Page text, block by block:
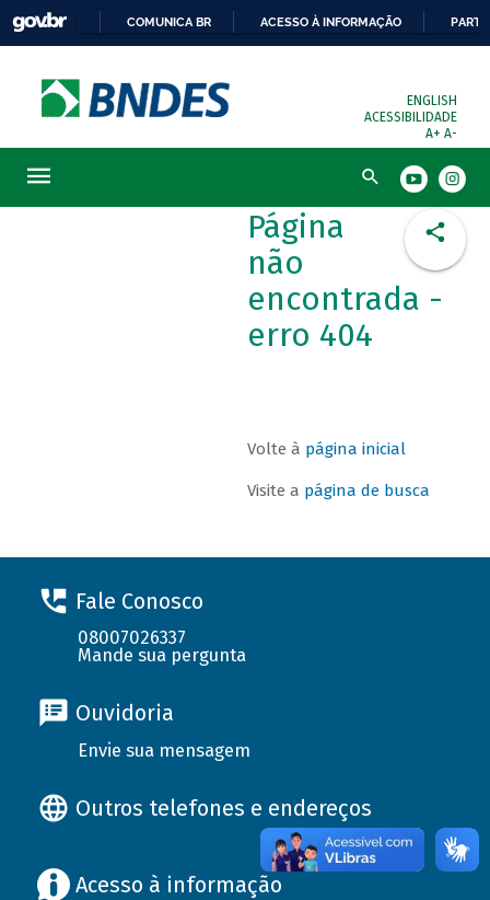
COMUNICA BR ACESSO À INFORMAÇÃO
ENGLISH
ACESSIBILIDADE
A+ A-
Busca
Página
não
encontrada -
erro 404
Volte à página inicial
Visite a página de busca
Fale Conosco
08007026337
Mande sua pergunta
Ouvidoria
Envie sua mensagem
Outros telefones e endereços
Acesso à informação